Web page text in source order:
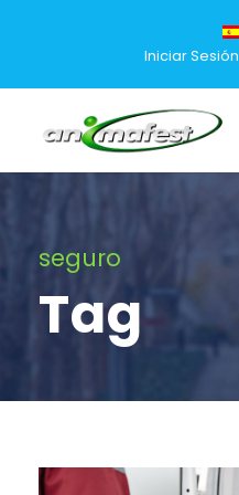
Iniciar Sesión
seguro
Tag